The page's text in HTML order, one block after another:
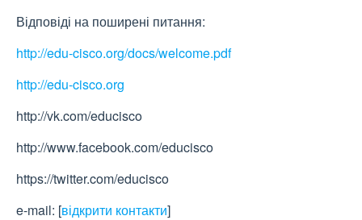
Відповіді на поширені питання:
http://edu-cisco.org/docs/welcome.pdf
http://edu-cisco.org
http://vk.com/educisco
http://www.facebook.com/educisco
https://twitter.com/educisco
e-mail: [відкрити контакти]